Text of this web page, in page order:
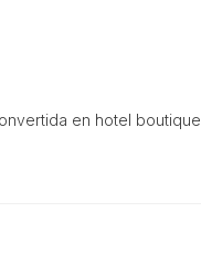
en hotel boutique